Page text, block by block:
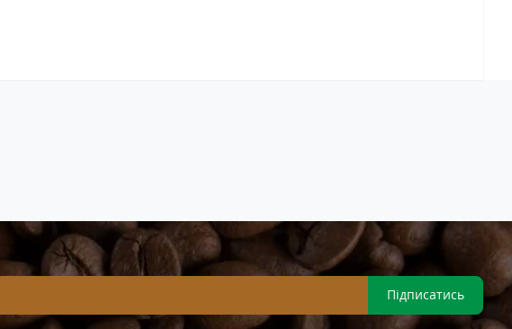
Підписатись